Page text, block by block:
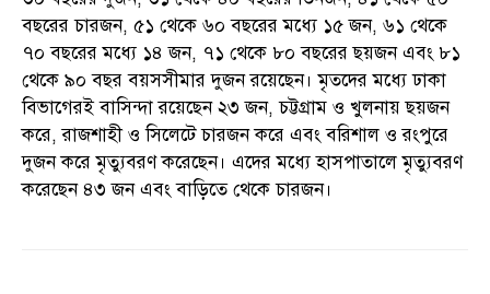
বছরের চারজন, ৫১ থেকে ৬০ বছরের মধ্যে ১৫ জন, ৬১ থেকে
৭০ বছরের মধ্যে ১৪ জন, ৭১ থেকে ৮০ বছরের ছয়জন এবং ৮১
থেকে ৯০ বছর বয়সসীমার দুজন রয়েছেন। মৃতদের মধ্যে ঢাকা
বিভাগেরই বাসিন্দা রয়েছেন ২৩ জন, চট্টগ্রাম ও খুলনায় ছয়জন
করে, রাজশাহী ও সিলেটে চারজন করে এবং বরিশাল ও রংপুরে
দুজন করে মৃত্যুবরণ করেছেন। এদের মধ্যে হাসপাতালে মৃত্যুবরণ
করেছেন ৪৩ জন এবং বাড়িতে থেকে চারজন।